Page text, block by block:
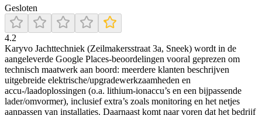
Gesloten
4.2
Karyvo Jachttechniek (Zeilmakersstraat 3a, Sneek) wordt in de
aangeleverde Google Places-beoordelingen vooral geprezen om
technisch maatwerk aan boord: meerdere klanten beschrijven
uitgebreide elektrische/upgradewerkzaamheden en
accu-/laadoplossingen (o.a. lithium-ionaccu’s en een bijpassende
lader/omvormer), inclusief extra’s zoals monitoring en het netjes
aanpassen van installaties. Daarnaast komt naar voren dat het bedrijf